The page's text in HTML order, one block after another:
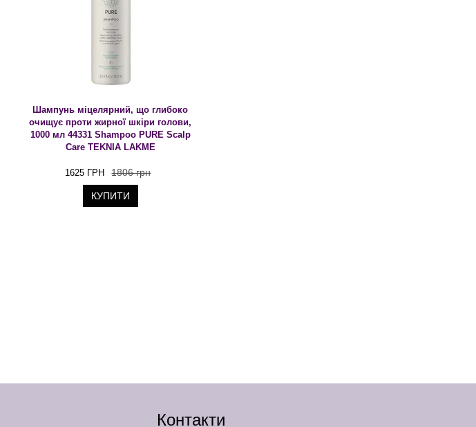
Шампунь міцелярний, що глибоко
очищує проти жирної шкіри голови,
1000 мл 44331 Shampoo PURE Scalp
Care TEKNIA LAKME
1625 ГРН 1806 грн
КУПИТИ
Контакти